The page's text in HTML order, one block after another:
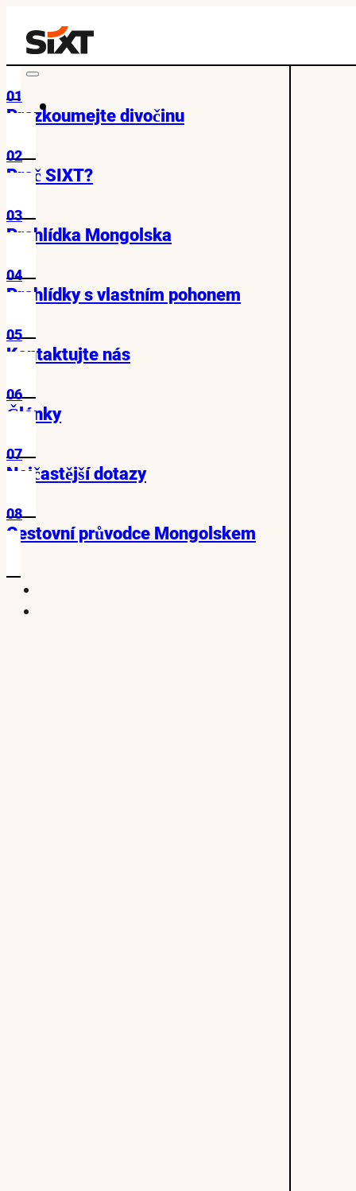
01
Prozkoumejte divočinu
02
Proč SIXT?
03
Prohlídka Mongolska
04
Prohlídky s vlastním pohonem
05
Kontaktujte nás
06
Články
07
Nejčastější dotazy
08
Cestovní průvodce Mongolskem